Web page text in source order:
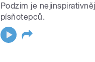
Podzim je
písňotepců.